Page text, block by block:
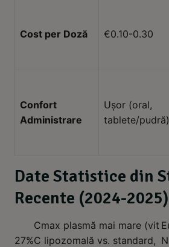
Cost per Doză €0.10-0.30
Confort
Administrare
Ușor (oral,
tablete/pudră)
Date Statistice din
Recente (2024-2025)
27%
Cmax plasmă mai mare (vit
C lipozomală vs. standard,